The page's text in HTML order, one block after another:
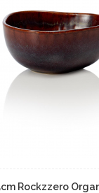
Rockzzero